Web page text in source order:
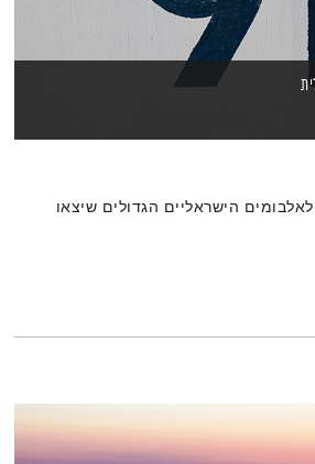
חוגג 30 שנה לאלבומים הישראליים הגדולים שיצאו